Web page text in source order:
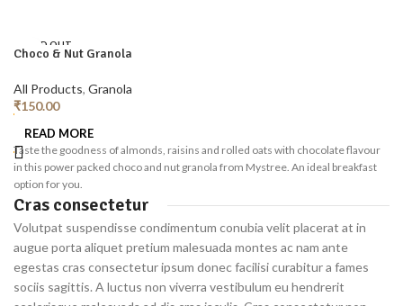
SOLD OUT
Choco & Nut Granola
All Products, Granola
₹150.00
READ MORE
Taste the goodness of almonds, raisins and rolled oats with chocolate flavour
in this power packed choco and nut granola from Mystree. An ideal breakfast
option for you.
Cras consectetur
Volutpat suspendisse condimentum conubia velit placerat at in
augue porta aliquet pretium malesuada montes ac nam ante
egestas cras consectetur ipsum donec facilisi curabitur a fames
sociis sagittis. A luctus non viverra vestibulum eu hendrerit